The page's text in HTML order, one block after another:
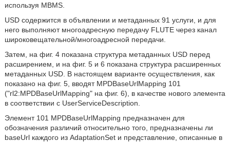
используя MBMS.
USD содержится в объявлении и метаданных 91 услуги, и для
него выполняют многоадресную передачу FLUTE через канал
широковещательной/многоадресной передачи.
Затем, на фиг. 4 показана структура метаданных USD перед
расширением, и на фиг. 5 и 6 показана структура расширенных
метаданных USD. В настоящем варианте осуществления, как
показано на фиг. 5, вводят MPDBaseUrlMapping 101
("rl2:MPDBaseUrlMapping" на фиг. 6), в качестве нового элемента
в соответствии с UserServiceDescription.
Элемент 101 MPDBaseUrlMapping предназначен для
обозначения различий относительно того, предназначены ли
baseUrl каждого из AdaptationSet и представление, описанные в